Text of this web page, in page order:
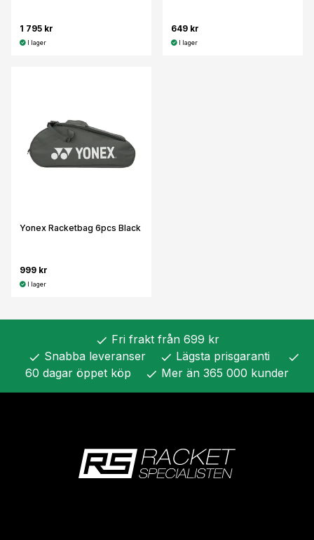
1 795 kr
I lager
649 kr
I lager
Yonex Racketbag 6pcs Black
999 kr
I lager
check Fri frakt från 699 kr
check Snabba leveranser check Lägsta prisgaranti check
60 dagar öppet köp check Mer än 365 000 kunder